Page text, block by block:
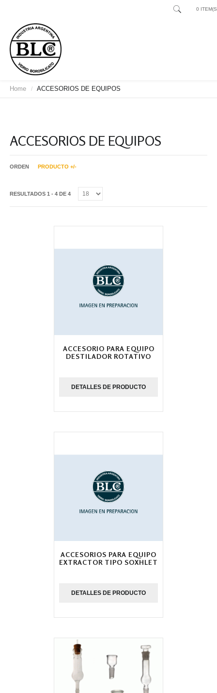
0
Home / ACCESORIOS DE EQUIPOS
ACCESORIOS DE EQUIPOS
ORDEN PRODUCTO +/-
RESULTADOS 1 - 4 DE 4
ACCESORIO PARA EQUIPO
DESTILADOR ROTATIVO
DETALLES DE PRODUCTO
ACCESORIOS PARA EQUIPO
EXTRACTOR TIPO SOXHLET
DETALLES DE PRODUCTO